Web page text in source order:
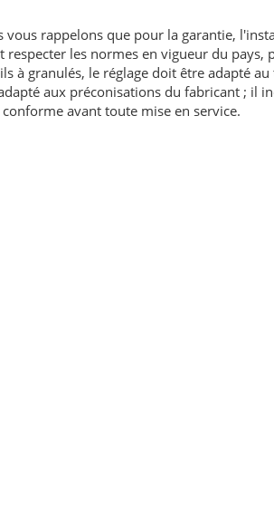
vous rappelons que pour la garantie,
respecter les normes en vigueur du pays,
à granulés, le réglage doit être adapté
aux préconisations du fabricant ; il
avant toute mise en service.